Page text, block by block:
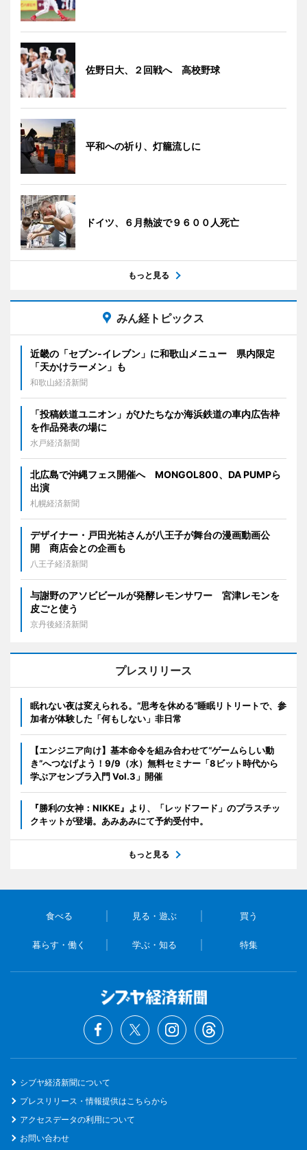
佐野日大、２回戦へ 高校野球
平和への祈り、灯籠流しに
ドイツ、６月熱波で９６００人死亡
もっと見る
みん経トピックス
近畿の「セブン-イレブン」に和歌山メニュー 県内限定
「天かけラーメン」も
和歌山経済新聞
「投稿鉄道ユニオン」がひたちなか海浜鉄道の車内広告枠
を作品発表の場に
水戸経済新聞
北広島で沖縄フェス開催へ MONGOL800、DA PUMPら
出演
札幌経済新聞
デザイナー・戸田光祐さんが八王子が舞台の漫画動画公
開 商店会との企画も
八王子経済新聞
与謝野のアソビビールが発酵レモンサワー 宮津レモンを
皮ごと使う
京丹後経済新聞
プレスリリース
眠れない夜は変えられる。“思考を休める”睡眠リトリートで、参
加者が体験した「何もしない」非日常
【エンジニア向け】基本命令を組み合わせて“ゲームらしい動
き”へつなげよう！9/9（水）無料セミナー「8ビット時代から
学ぶアセンブラ入門 Vol.3」開催
『勝利の女神：NIKKE』より、「レッドフード」のプラスチッ
クキットが登場。あみあみにて予約受付中。
もっと見る
食べる 見る・遊ぶ 買う
暮らす・働く 学ぶ・知る 特集
シブヤ経済新聞について
プレスリリース・情報提供はこちらから
アクセスデータの利用について
お問い合わせ